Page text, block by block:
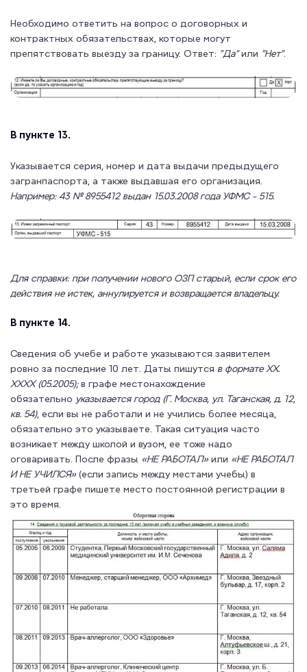
Необходимо ответить на вопрос о договорных и
контрактных обязательствах, которые могут
препятствовать выезду за границу. Ответ: "Да"или "Нет".
В пункте 13.
Указывается серия, номер и дата выдачи предыдущего
загранпаспорта, а также выдавшая его организация.
Например: 43 № 8955412 выдан 15.03.2008 года УФМС - 515.
Для справки: при получении нового ОЗП старый, если срок его
действия не истек, аннулируется и возвращается владельцу.
В пункте 14.
Сведения об учебе и работе указываются заявителем
ровно за последние 10 лет. Даты пишутся в формате ХХ.
ХХХХ (05.2005); в графе местонахождение
обязательно указывается город (Г. Москва, ул. Таганская, д. 12,
кв. 54), если вы не работали и не учились более месяца,
обязательно это указываете. Такая ситуация часто
возникает между школой и вузом, ее тоже надо
оговаривать. После фразы «НЕ РАБОТАЛ»или «НЕ РАБОТАЛ
И НЕ УЧИЛСЯ»(если запись между местами учебы) в
третьей графе пишете место постоянной регистрации в
это время.